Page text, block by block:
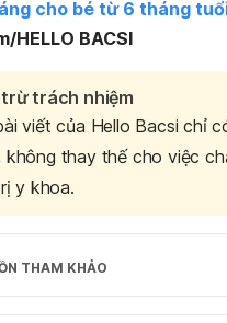
cho bé từ 6 tháng
HELLO BACSI
trừ trách nhiệm
viết của Hello Bacsi chỉ
không thay thế cho việc
y khoa.
THAM KHẢO